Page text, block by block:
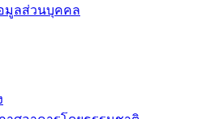
มูลส่วนบุคคล